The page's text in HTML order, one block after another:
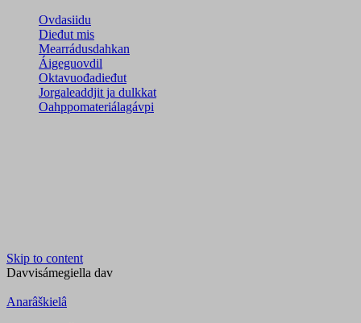
Ovdasiidu
Dieđut mis
Mearrádusdahkan
Áigeguovdil
Oktavuođadieđut
Jorgaleaddjit ja dulkkat
Oahppomateriálagávpi
Skip to content
Davvisámegiella dav
Anarâškielâ